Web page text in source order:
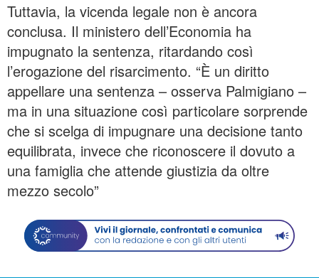
Tuttavia, la vicenda legale non è ancora
conclusa. Il ministero dell’Economia ha
impugnato la sentenza, ritardando così
l’erogazione del risarcimento. “È un diritto
appellare una sentenza – osserva Palmigiano –
ma in una situazione così particolare sorprende
che si scelga di impugnare una decisione tanto
equilibrata, invece che riconoscere il dovuto a
una famiglia che attende giustizia da oltre
mezzo secolo”